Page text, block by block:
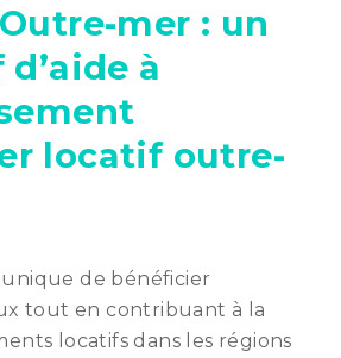
mer : un
à
locatif outre-
de bénéficier
tout en contribuant à la
locatifs dans les régions